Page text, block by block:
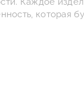
которая